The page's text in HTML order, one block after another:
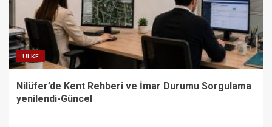
ÜLKE
Nilüfer’de Kent Rehberi ve İmar Durumu Sorgulama
yenilendi-Güncel